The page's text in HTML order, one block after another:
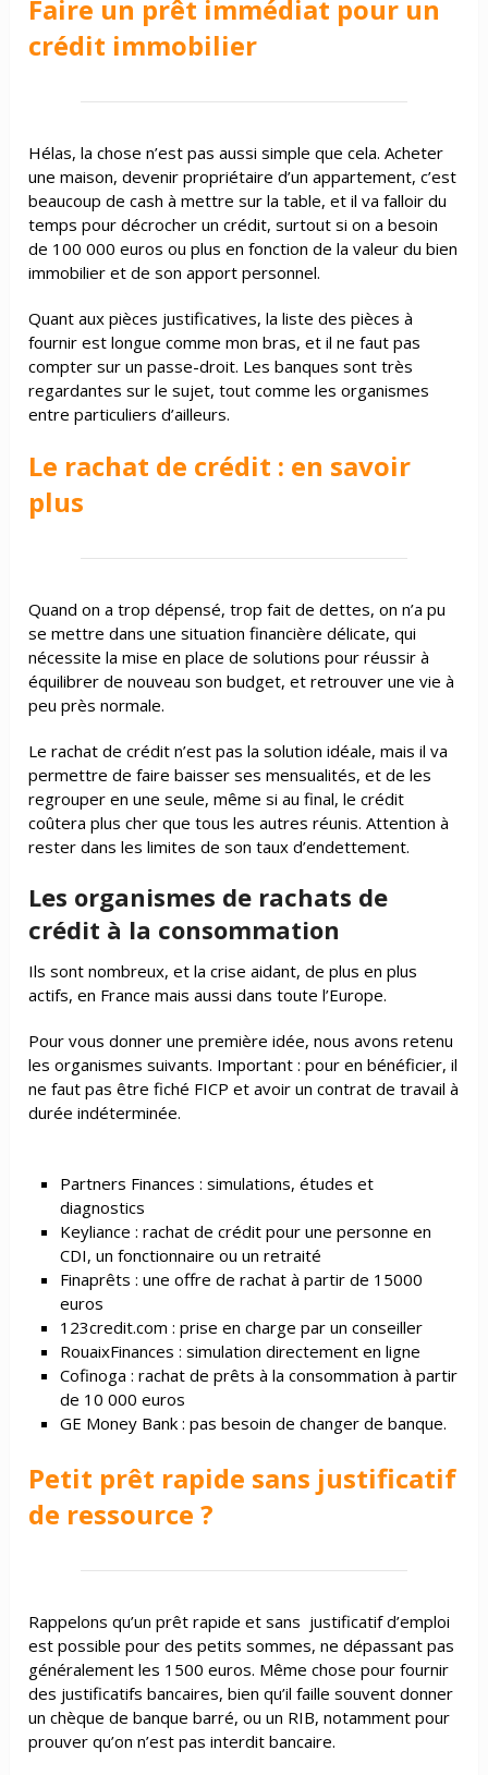
Faire un prêt immédiat pour un
crédit immobilier
Hélas, la chose n’est pas aussi simple que cela. Acheter
une maison, devenir propriétaire d’un appartement, c’est
beaucoup de cash à mettre sur la table, et il va falloir du
temps pour décrocher un crédit, surtout si on a besoin
de 100 000 euros ou plus en fonction de la valeur du bien
immobilier et de son apport personnel.
Quant aux pièces justificatives, la liste des pièces à
fournir est longue comme mon bras, et il ne faut pas
compter sur un passe-droit. Les banques sont très
regardantes sur le sujet, tout comme les organismes
entre particuliers d’ailleurs.
Le rachat de crédit : en savoir
plus
Quand on a trop dépensé, trop fait de dettes, on n’a pu
se mettre dans une situation financière délicate, qui
nécessite la mise en place de solutions pour réussir à
équilibrer de nouveau son budget, et retrouver une vie à
peu près normale.
Le rachat de crédit n’est pas la solution idéale, mais il va
permettre de faire baisser ses mensualités, et de les
regrouper en une seule, même si au final, le crédit
coûtera plus cher que tous les autres réunis. Attention à
rester dans les limites de son taux d’endettement.
Les organismes de rachats de
crédit à la consommation
Ils sont nombreux, et la crise aidant, de plus en plus
actifs, en France mais aussi dans toute l’Europe.
Pour vous donner une première idée, nous avons retenu
les organismes suivants. Important : pour en bénéficier, il
ne faut pas être fiché FICP et avoir un contrat de travail à
durée indéterminée.
Partners Finances : simulations, études et
diagnostics
Keyliance : rachat de crédit pour une personne en
CDI, un fonctionnaire ou un retraité
Finaprêts : une offre de rachat à partir de 15000
euros
123credit.com : prise en charge par un conseiller
RouaixFinances : simulation directement en ligne
Cofinoga : rachat de prêts à la consommation à partir
de 10 000 euros
GE Money Bank : pas besoin de changer de banque.
Petit prêt rapide sans justificatif
de ressource ?
Rappelons qu’un prêt rapide et sans justificatif d’emploi
est possible pour des petits sommes, ne dépassant pas
généralement les 1500 euros. Même chose pour fournir
des justificatifs bancaires, bien qu’il faille souvent donner
un chèque de banque barré, ou un RIB, notamment pour
prouver qu’on n’est pas interdit bancaire.